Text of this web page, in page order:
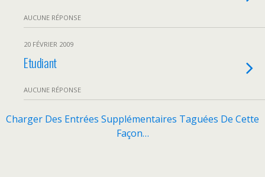
AUCUNE RÉPONSE
20 FÉVRIER 2009
Etudiant
AUCUNE RÉPONSE
Charger Des Entrées Supplémentaires Taguées De Cette
Façon…